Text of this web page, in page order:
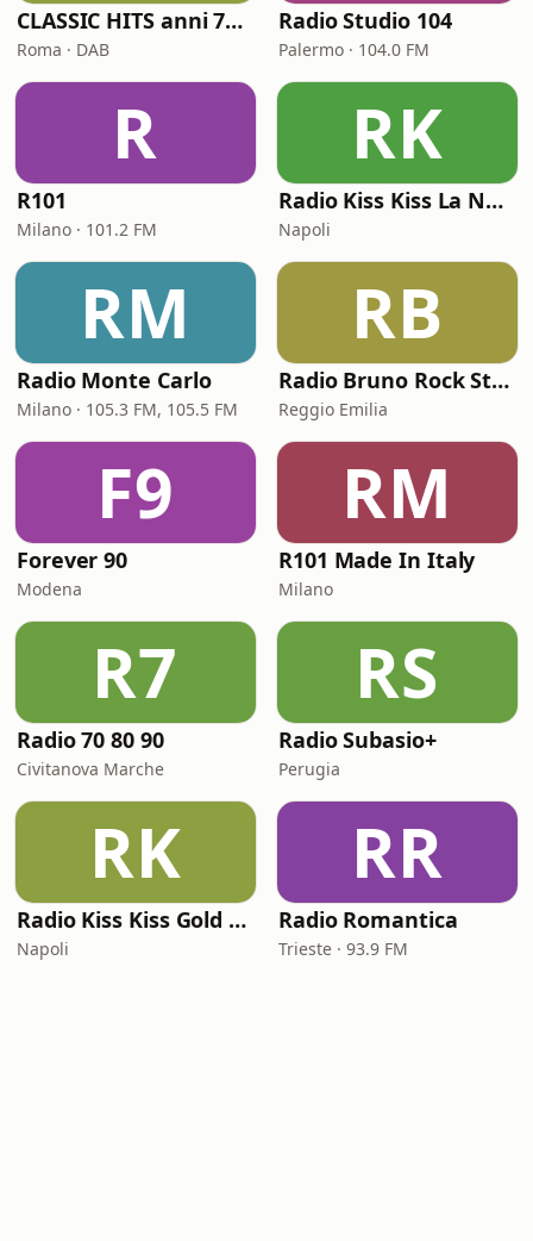
CLASSIC HITS anni 70 80 90
Roma · DAB
Radio Studio 104
Palermo · 104.0 FM
R
R101
Milano · 101.2 FM
RK
Radio Kiss Kiss La Notte Vola
Napoli
RM
Radio Monte Carlo
Milano · 105.3 FM, 105.5 FM
RB
Radio Bruno Rock Station
Reggio Emilia
F9
Forever 90
Modena
RM
R101 Made In Italy
Milano
R7
Radio 70 80 90
Civitanova Marche
RS
Radio Subasio+
Perugia
RK
Radio Kiss Kiss Gold Rock
Napoli
RR
Radio Romantica
Trieste · 93.9 FM